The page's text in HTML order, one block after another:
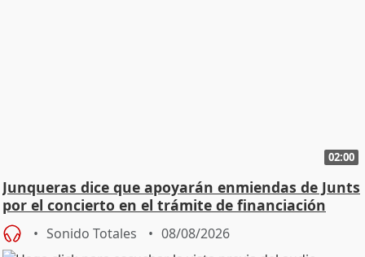
02:00
Junqueras dice que apoyarán enmiendas de Junts
por el concierto en el trámite de financiación
Sonido Totales 08/08/2026